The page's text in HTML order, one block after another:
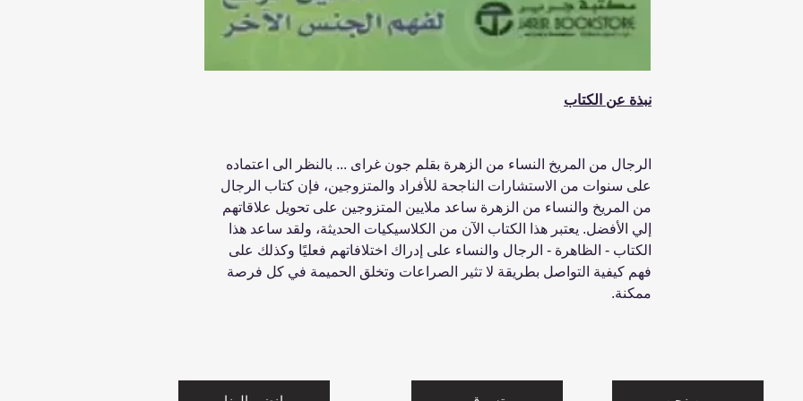
نبذة عن الكتاب
الرجال من المريخ النساء من الزهرة بقلم جون غراى ... بالنظر الى اعتماده
على سنوات من الاستشارات الناجحة للأفراد والمتزوجين، فإن كتاب الرجال
من المريخ والنساء من الزهرة ساعد ملايين المتزوجين على تحويل علاقاتهم
إلي الأفضل. يعتبر هذا الكتاب الآن من الكلاسيكيات الحديثة، ولقد ساعد هذا
الكتاب - الظاهرة - الرجال والنساء على إدراك اختلافاتهم فعليًا وكذلك على
فهم كيفية التواصل بطريقة لا تثير الصراعات وتخلق الحميمة في كل فرصة
ممكنة.